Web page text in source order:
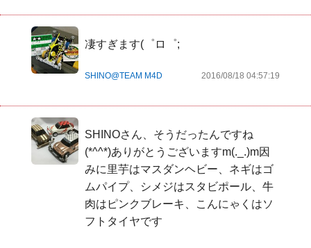
凄すぎます(゜ロ゜;
SHINO@TEAM M4D 2016/08/18 04:57:19
SHINOさん、そうだったんですね
(*^^*)ありがとうございますm(._.)m因
みに里芋はマスダンヘビー、ネギはゴ
ムパイプ、シメジはスタビポール、牛
肉はピンクブレーキ、こんにゃくはソ
フトタイヤです